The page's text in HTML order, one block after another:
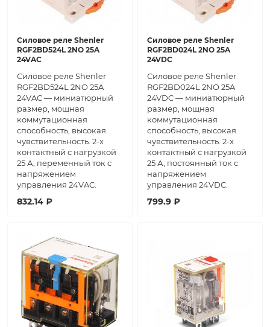
Силовое реле Shenler
RGF2BD524L 2NO 25A
24VAC
Силовое реле Shenler
RGF2BD524L 2NO 25A
24VAC — миниатюрный
размер, мощная
коммутационная
способность, высокая
чувствительность. 2-х
контактный с нагрузкой
25 А, переменный ток с
напряжением
управления 24VAC.
832.14 ₽
Силовое реле Shenler
RGF2BD024L 2NO 25A
24VDC
Силовое реле Shenler
RGF2BD024L 2NO 25A
24VDC — миниатюрный
размер, мощная
коммутационная
способность, высокая
чувствительность. 2-х
контактный с нагрузкой
25 А, постоянный ток с
напряжением
управления 24VDC.
799.9 ₽